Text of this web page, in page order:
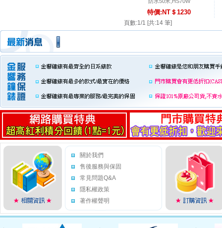
特價:NT＄1230
頁數:1/1 [共:14 筆]
關於我們
售後服務與保固
常見問題Q&A
隱私權政策
著作權聲明